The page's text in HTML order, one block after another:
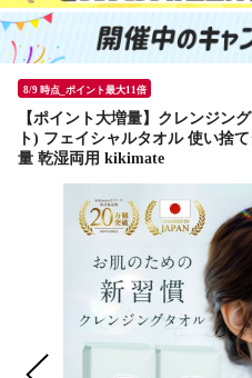
8/9 時点_ポイント最大11倍
【ポイント大増量】クレンジン
ト) フェイシャルタオル 使い捨
量 乾湿両用 kikimate